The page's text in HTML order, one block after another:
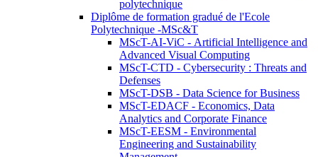
polytechnique
Diplôme de formation gradué de l'Ecole
Polytechnique -MSc&T
MScT-AI-ViC - Artificial Intelligence and
Advanced Visual Computing
MScT-CTD - Cybersecurity : Threats and
Defenses
MScT-DSB - Data Science for Business
MScT-EDACF - Economics, Data
Analytics and Corporate Finance
MScT-EESM - Environmental
Engineering and Sustainability